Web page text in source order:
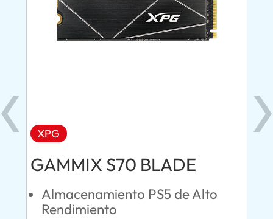
XPG
GAMMIX S70 BLADE
Almacenamiento PS5 de Alto
Rendimiento